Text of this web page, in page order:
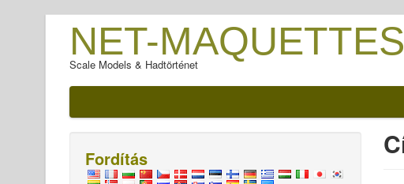
NET-MAQUETTES
Scale Models & Hadtörténet
Fordítás